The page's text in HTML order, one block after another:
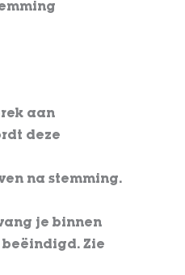
aan
deze
na stemming.
je binnen
Zie